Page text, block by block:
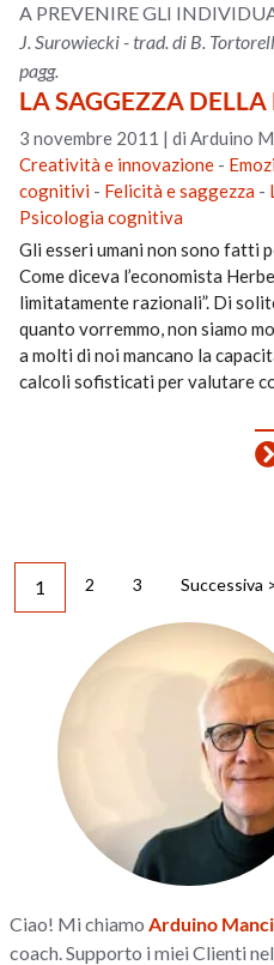
A PREVENIRE GLI
J. Surowiecki - trad. di B.
pagg.
LA SAGGEZZA
3 novembre 2011 |di Arduino
Creatività e innovazione -
cognitivi - Felicità e saggezza -
Psicologia cognitiva
Gli esseri umani non sono fatti
Come diceva l’economista
limitatamente razionali”. Di
quanto vorremmo, non siamo
a molti di noi mancano la
calcoli sofisticati per valutare
1 2 3 Successiva
Ciao! Mi chiamoArduino
coach. Supporto i miei Clienti